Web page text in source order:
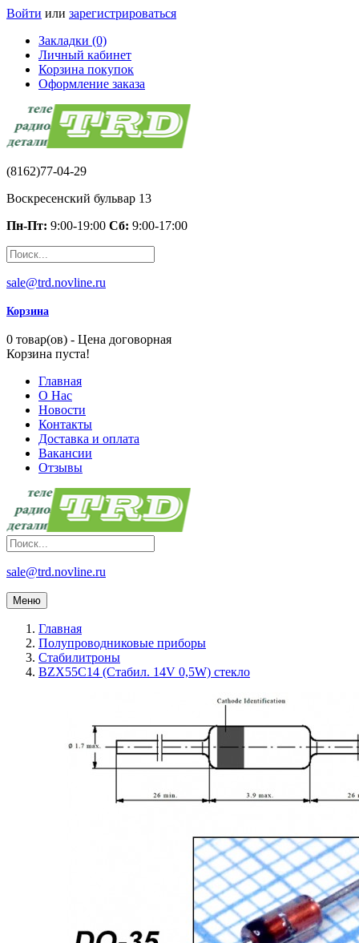
Войти или зарегистрироваться
Закладки (0)
Личный кабинет
Корзина покупок
Оформление заказа
(8162)77-04-29
Воскресенский бульвар 13
Пн-Пт: 9:00-19:00 Сб: 9:00-17:00
sale@trd.novline.ru
Корзина
0 товар(ов) - Цена договорная
Корзина пуста!
Главная
О Нас
Новости
Контакты
Доставка и оплата
Вакансии
Отзывы
sale@trd.novline.ru
Меню
Главная
Полупроводниковые приборы
Стабилитроны
BZX55C14 (Стабил. 14V 0,5W) стекло